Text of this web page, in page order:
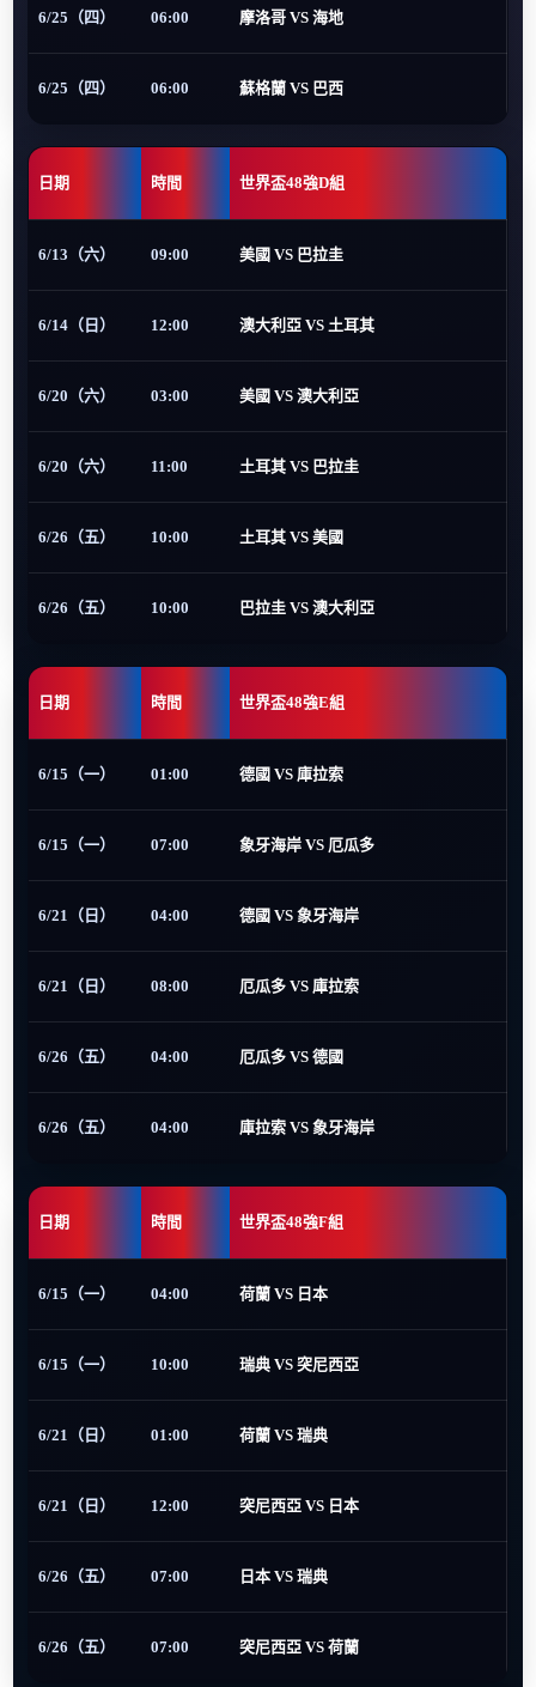
6/25（四） 06:00 摩洛哥 VS 海地
6/25（四） 06:00 蘇格蘭 VS 巴西
日期 時間 世界盃48強D組
6/13（六） 09:00 美國 VS 巴拉圭
6/14（日） 12:00 澳大利亞 VS 土耳其
6/20（六） 03:00 美國 VS 澳大利亞
6/20（六） 11:00 土耳其 VS 巴拉圭
6/26（五） 10:00 土耳其 VS 美國
6/26（五） 10:00 巴拉圭 VS 澳大利亞
日期 時間 世界盃48強E組
6/15（一） 01:00 德國 VS 庫拉索
6/15（一） 07:00 象牙海岸 VS 厄瓜多
6/21（日） 04:00 德國 VS 象牙海岸
6/21（日） 08:00 厄瓜多 VS 庫拉索
6/26（五） 04:00 厄瓜多 VS 德國
6/26（五） 04:00 庫拉索 VS 象牙海岸
日期 時間 世界盃48強F組
6/15（一） 04:00 荷蘭 VS 日本
6/15（一） 10:00 瑞典 VS 突尼西亞
6/21（日） 01:00 荷蘭 VS 瑞典
6/21（日） 12:00 突尼西亞 VS 日本
6/26（五） 07:00 日本 VS 瑞典
6/26（五） 07:00 突尼西亞 VS 荷蘭